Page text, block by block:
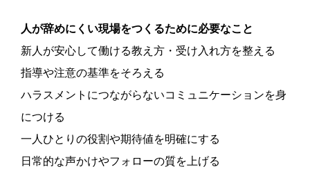
人が辞めにくい現場をつくるために必要なこと
新人が安心して働ける教え方・受け入れ方を整える
指導や注意の基準をそろえる
ハラスメントにつながらないコミュニケーションを身
につける
一人ひとりの役割や期待値を明確にする
日常的な声かけやフォローの質を上げる